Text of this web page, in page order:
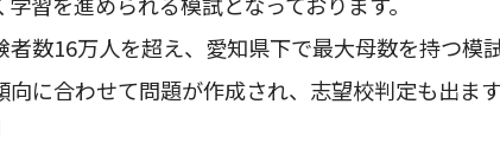
数16万人を超え、愛知県下で最大母数を持つ模試
に合わせて問題が作成され、志望校判定も出ま